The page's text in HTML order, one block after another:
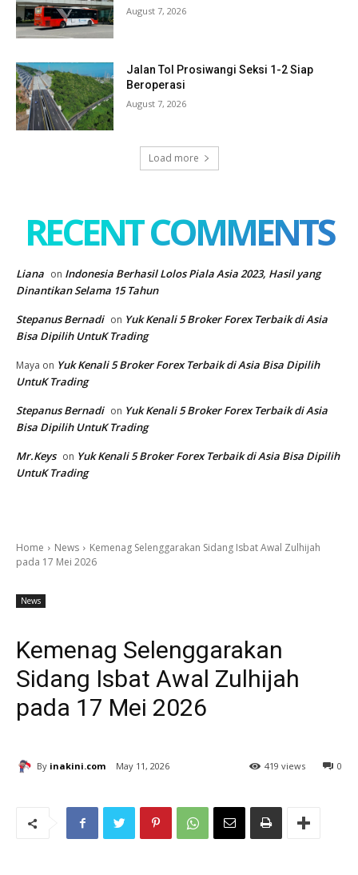
August 7, 2026
Jalan Tol Prosiwangi Seksi 1-2 Siap
Beroperasi
August 7, 2026
Load more
RECENT COMMENTS
Liana on Indonesia Berhasil Lolos Piala Asia 2023, Hasil yang
Dinantikan Selama 15 Tahun
Stepanus Bernadi on Yuk Kenali 5 Broker Forex Terbaik di Asia
Bisa Dipilih UntuK Trading
Maya on Yuk Kenali 5 Broker Forex Terbaik di Asia Bisa Dipilih
UntuK Trading
Stepanus Bernadi on Yuk Kenali 5 Broker Forex Terbaik di Asia
Bisa Dipilih UntuK Trading
Mr.Keys on Yuk Kenali 5 Broker Forex Terbaik di Asia Bisa Dipilih
UntuK Trading